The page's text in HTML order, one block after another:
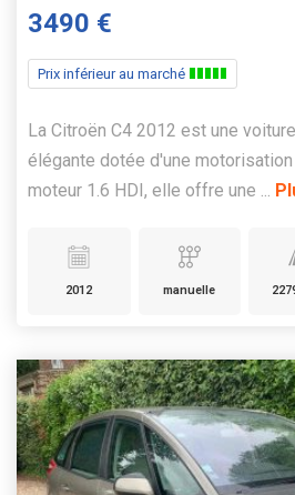
3490 €
Prix inférieur au marché
La Citroën C4 2012 est une
élégante dotée d'une
moteur 1.6 HDI, elle offre une ...
2012 manuelle